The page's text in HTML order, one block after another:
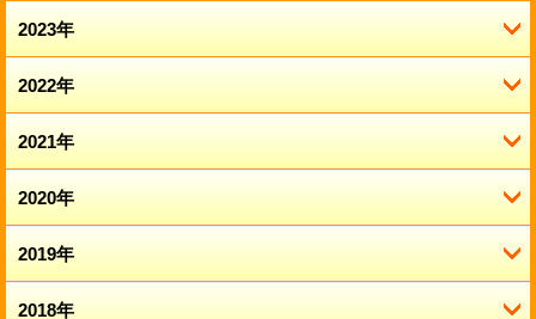
6月 (2)
5月 (2)
4月 (3)
3月 (1)
2月 (3)
1月 (2)
11月 (1)
10月 (1)
9月 (1)
8月 (3)
6月 (1)
5月 (2)
12月 (4)
11月 (2)
10月 (2)
8月 (2)
7月 (1)
6月 (2)
2023年
12月 (2)
11月 (4)
10月 (5)
9月 (2)
8月 (1)
2022年
12月 (6)
11月 (5)
10月 (2)
9月 (3)
2021年
12月 (5)
11月 (2)
10月 (4)
2020年
12月 (7)
11月 (6)
2019年
12月 (14)
2018年